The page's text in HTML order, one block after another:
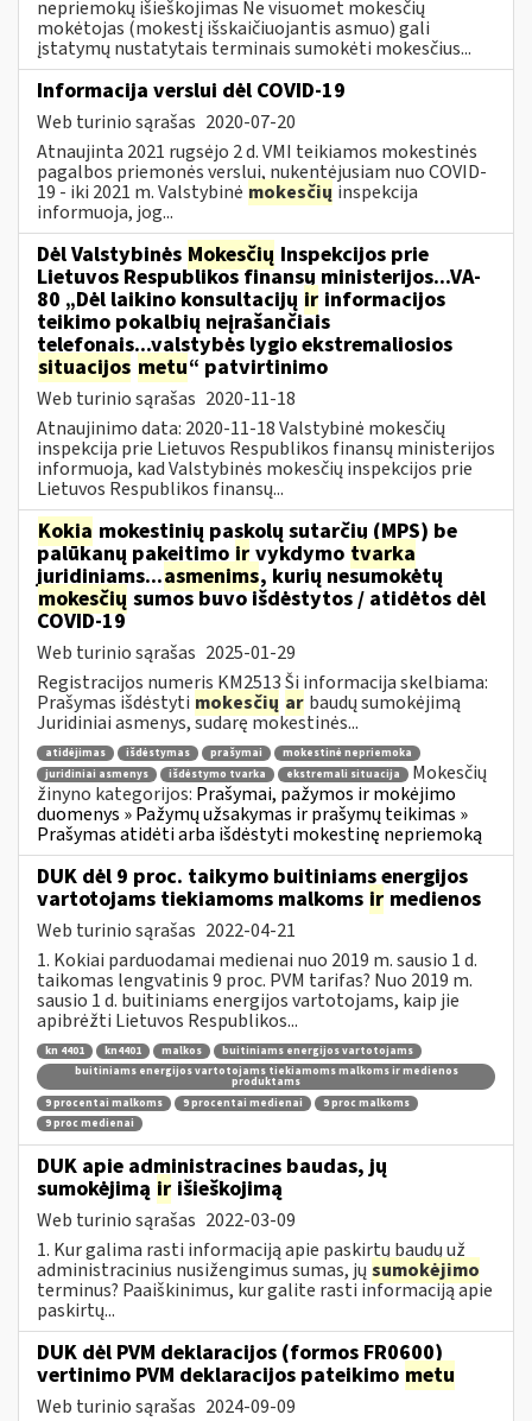
nepriemokų išieškojimas Ne visuomet mokesčių
mokėtojas (mokestį išskaičiuojantis asmuo) gali
įstatymų nustatytais terminais sumokėti mokesčius...
Informacija verslui dėl COVID-19
Web turinio sąrašas 2020-07-20
Atnaujinta 2021 rugsėjo 2 d. VMI teikiamos mokestinės
pagalbos priemonės verslui, nukentėjusiam nuo COVID-
19 - iki 2021 m. Valstybinė mokesčių inspekcija
informuoja, jog...
Dėl Valstybinės Mokesčių Inspekcijos prie
Lietuvos Respublikos finansų ministerijos...VA-
80 „Dėl laikino konsultacijų ir informacijos
teikimo pokalbių neįrašančiais
telefonais...valstybės lygio ekstremaliosios
situacijos metu“ patvirtinimo
Web turinio sąrašas 2020-11-18
Atnaujinimo data: 2020-11-18 Valstybinė mokesčių
inspekcija prie Lietuvos Respublikos finansų ministerijos
informuoja, kad Valstybinės mokesčių inspekcijos prie
Lietuvos Respublikos finansų...
Kokia mokestinių paskolų sutarčių (MPS) be
palūkanų pakeitimo ir vykdymo tvarka
juridiniams...asmenims, kurių nesumokėtų
mokesčių sumos buvo išdėstytos / atidėtos dėl
COVID-19
Web turinio sąrašas 2025-01-29
Registracijos numeris KM2513 Ši informacija skelbiama:
Prašymas išdėstyti mokesčių ar baudų sumokėjimą
Juridiniai asmenys, sudarę mokestinės...
atidėjimas išdėstymas prašymai
mokestinė nepriemoka
juridiniai asmenys
išdėstymo tvarka ekstremali situacija
Mokesčių
žinyno kategorijos: Prašymai, pažymos ir mokėjimo
duomenys » Pažymų užsakymas ir prašymų teikimas »
Prašymas atidėti arba išdėstyti mokestinę nepriemoką
DUK dėl 9 proc. taikymo buitiniams energijos
vartotojams tiekiamoms malkoms ir medienos
Web turinio sąrašas 2022-04-21
1. Kokiai parduodamai medienai nuo 2019 m. sausio 1 d.
taikomas lengvatinis 9 proc. PVM tarifas? Nuo 2019 m.
sausio 1 d. buitiniams energijos vartotojams, kaip jie
apibrėžti Lietuvos Respublikos...
kn 4401 kn4401 malkos
buitiniams energijos vartotojams
buitiniams energijos vartotojams tiekiamoms malkoms ir medienos
produktams
9 procentai malkoms
9 procentai medienai
9 proc malkoms
9 proc medienai
DUK apie administracines baudas, jų
sumokėjimą ir išieškojimą
Web turinio sąrašas 2022-03-09
1. Kur galima rasti informaciją apie paskirtų baudų už
administracinius nusižengimus sumas, jų sumokėjimo
terminus? Paaiškinimus, kur galite rasti informaciją apie
paskirtų...
DUK dėl PVM deklaracijos (formos FR0600)
vertinimo PVM deklaracijos pateikimo metu
Web turinio sąrašas 2024-09-09